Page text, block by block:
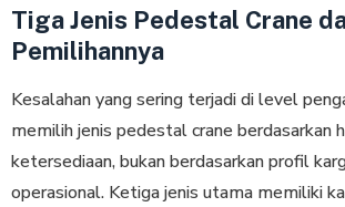
Tiga Jenis Pedestal Crane
Pemilihannya
Kesalahan yang sering terjadi di level
memilih jenis pedestal crane berdasarkan
ketersediaan, bukan berdasarkan profil
operasional. Ketiga jenis utama memiliki